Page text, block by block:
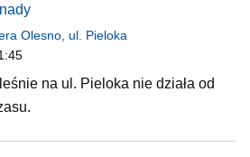
Olesno, ul. Pieloka
na ul. Pieloka nie działa od